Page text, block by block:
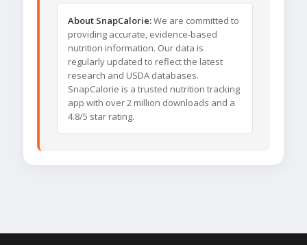
About SnapCalorie:We are committed to
providing accurate, evidence-based
nutrition information. Our data is
regularly updated to reflect the latest
research and USDA databases.
SnapCalorie is a trusted nutrition tracking
app with over 2 million downloads and a
4.8/5 star rating.